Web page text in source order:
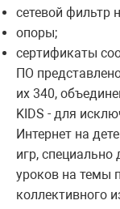
сетевой фильтр
опоры;
сертификаты
ПО
их 340,
KIDS - для
Интернет на
игр,
уроков на темы
коллективного